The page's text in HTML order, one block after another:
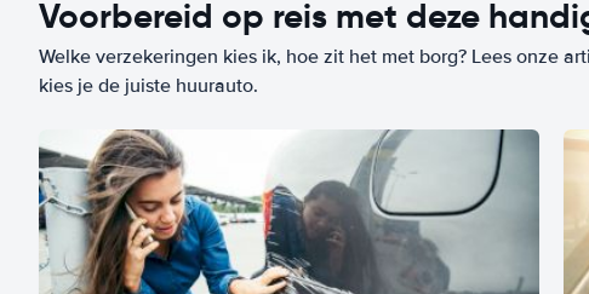
Voorbereid op reis met deze
Welke verzekeringen kies ik, hoe zit het met borg? Lees onze
kies je de juiste huurauto.